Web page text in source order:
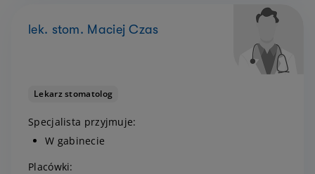
lek. stom. Maciej Czas
Lekarz stomatolog
Specjalista przyjmuje:
W gabinecie
Placówki: